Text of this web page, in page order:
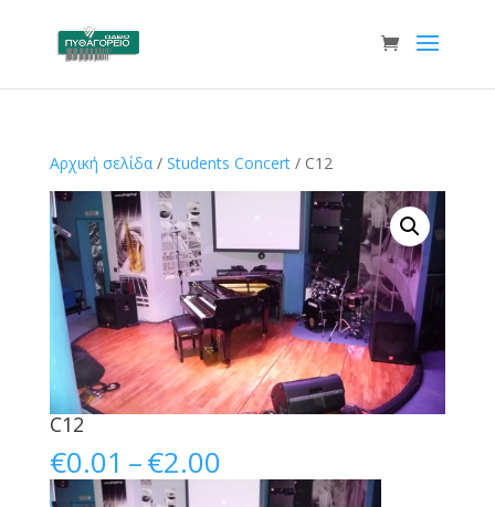
Αρχική σελίδα/ Students Concert/ C12
C12
€0.01 –€2.00Price
range: